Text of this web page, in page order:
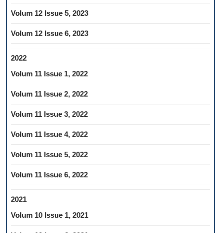
Volum 12 Issue 5, 2023
Volum 12 Issue 6, 2023
2022
Volum 11 Issue 1, 2022
Volum 11 Issue 2, 2022
Volum 11 Issue 3, 2022
Volum 11 Issue 4, 2022
Volum 11 Issue 5, 2022
Volum 11 Issue 6, 2022
2021
Volum 10 Issue 1, 2021